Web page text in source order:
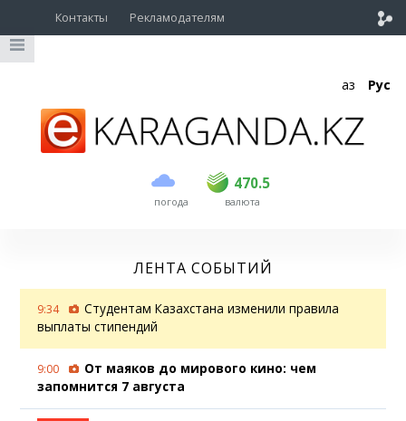
Контакты Рекламодателям
Қаз Рус
погода
470.5
USD 469 470.5
EUR валюта
ЛЕНТА СОБЫТИЙ
9:34
Студентам Казахстана изменили правила
выплаты стипендий
9:00
От маяков до мирового кино: чем
запомнится 7 августа